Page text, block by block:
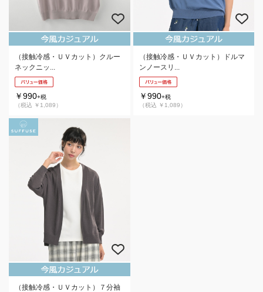
（接触冷感・ＵＶカット）クルー
ネックニッ...
￥990+税
（税込 ￥1,089）
（接触冷感・ＵＶカット）ドルマ
ンノースリ...
￥990+税
（税込 ￥1,089）
（接触冷感・ＵＶカット）７分袖